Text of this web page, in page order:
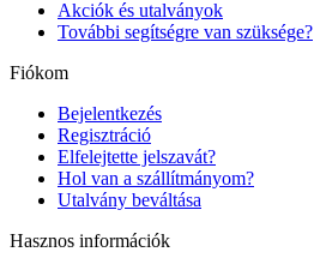
Akciók és utalványok
További segítségre van szüksége?
Fiókom
Bejelentkezés
Regisztráció
Elfelejtette jelszavát?
Hol van a szállítmányom?
Utalvány beváltása
Hasznos információk